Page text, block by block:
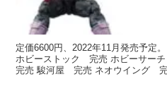
定価6600円、2022年11月発売予定
ホビーストック 完売 ホビーサー
完売 駿河屋 完売 ネオウイング